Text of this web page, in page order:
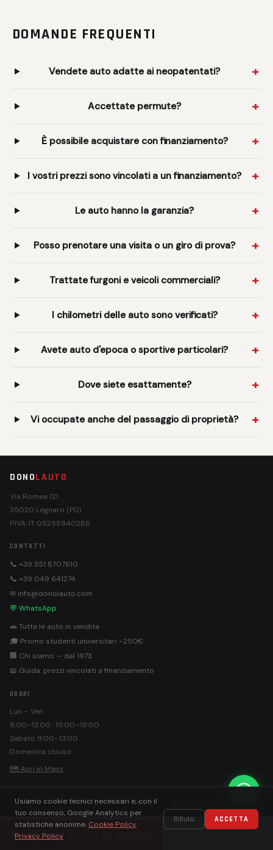
Usiamo cookie tecnici necessari e, con il
tuo consenso, Google Analytics per
statistiche anonime. Cookie Policy·
Privacy Policy
Rifiuta ACCETTA
DOMANDE FREQUENTI
Vendete auto adatte ai neopatentati?
Accettate permute?
È possibile acquistare con finanziamento?
I vostri prezzi sono vincolati a un finanziamento?
Le auto hanno la garanzia?
Posso prenotare una visita o un giro di prova?
Trattate furgoni e veicoli commerciali?
I chilometri delle auto sono verificati?
Avete auto d'epoca o sportive particolari?
Dove siete esattamente?
Vi occupate anche del passaggio di proprietà?
DONOLAUTO
Via Romea 121
35020 Legnaro (PD)
P.IVA: IT 05258940286
CONTATTI
📞 +39 351 8707610
📞 +39 049 641274
✉ info@donolauto.com
💬 WhatsApp
🚗 Tutte le auto in vendita
🎓 Promo studenti universitari −250€
🏢 Chi siamo — dal 1973
📖 Guida: prezzi vincolati a finanziamento
ORARI
Lun – Ven
9:00–13:00 · 15:00–19:00
Sabato 9:00–13:00
Domenica chiuso
🗺 Apri in Maps
©Donolauto S.r.l. · PEC: donolautosrl@pec.it
📅 PRENOTA VISITA IN SALONE